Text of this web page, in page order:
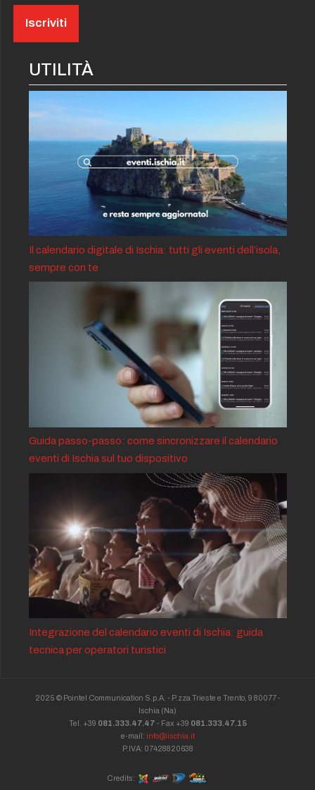
UTILITÀ
Il calendario digitale di Ischia: tutti gli eventi dell’isola,
sempre con te
Guida passo-passo: come sincronizzare il calendario
eventi di Ischia sul tuo dispositivo
Integrazione del calendario eventi di Ischia: guida
tecnica per operatori turistici
2025 © Pointel Communication S.p.A. - P.zza Trieste e Trento, 9 80077 -
Ischia (Na)
Tel. +39 081.333.47.47 - Fax +39 081.333.47.15
e-mail: info@ischia.it
P.IVA: 07428820638
Credits: